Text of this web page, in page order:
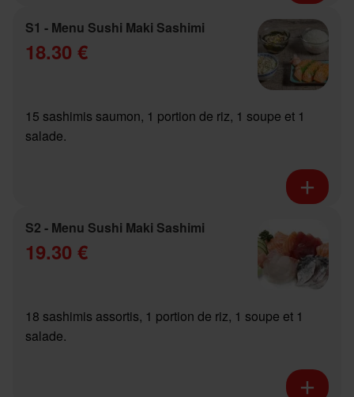
S1 - Menu Sushi Maki Sashimi
18.30 €
15 sashimis saumon, 1 portion de riz, 1 soupe et 1
salade.
S2 - Menu Sushi Maki Sashimi
19.30 €
18 sashimis assortis, 1 portion de riz, 1 soupe et 1
salade.